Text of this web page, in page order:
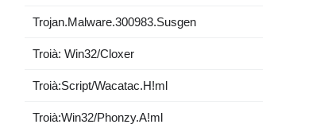
Trojan.Malware.300983.Susgen
Troià: Win32/Cloxer
Troià:Script/Wacatac.H!ml
Troià:Win32/Phonzy.A!ml